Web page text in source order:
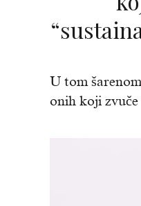
U tom
onih koji zvuče